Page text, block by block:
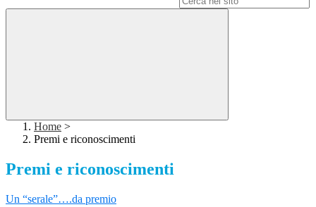
Home >
Premi e riconoscimenti
Premi e riconoscimenti
Un “serale”….da premio